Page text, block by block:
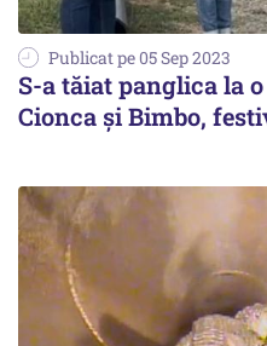
Publicat pe 05 Sep 2023
S-a tăiat panglica la
Cionca și Bimbo,